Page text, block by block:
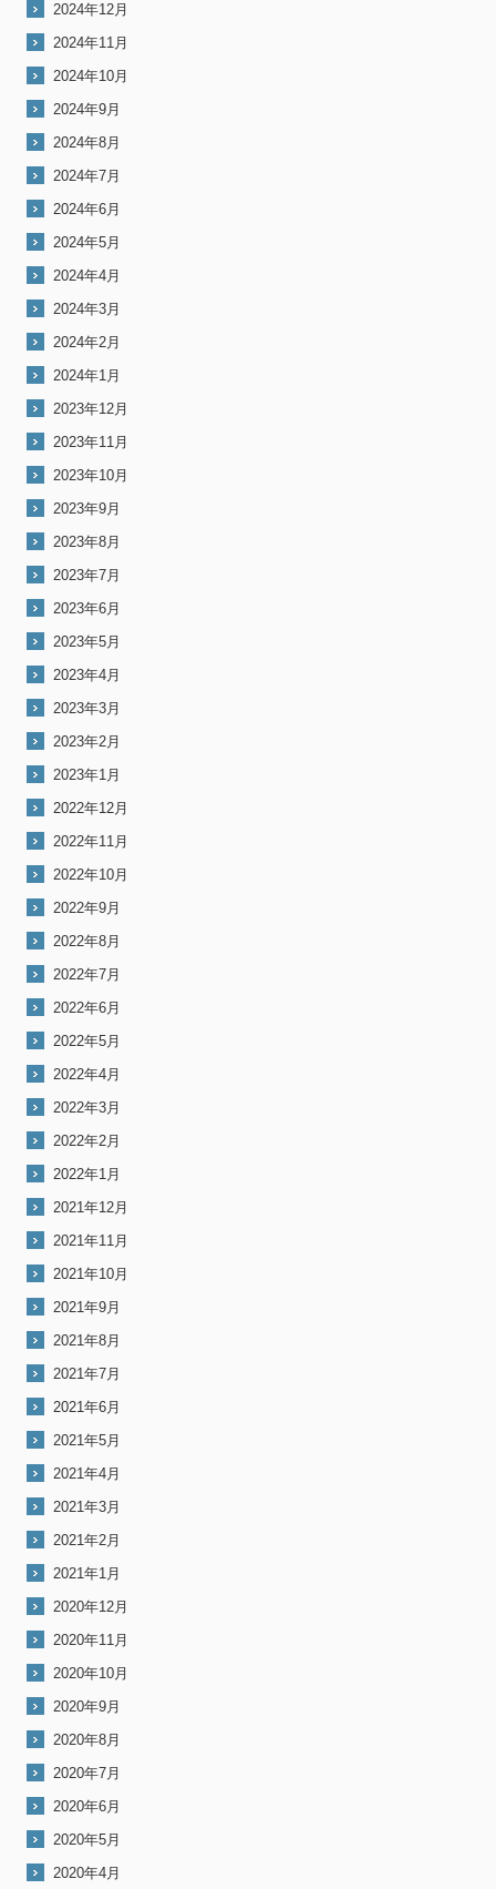
2024年12月
2024年11月
2024年10月
2024年9月
2024年8月
2024年7月
2024年6月
2024年5月
2024年4月
2024年3月
2024年2月
2024年1月
2023年12月
2023年11月
2023年10月
2023年9月
2023年8月
2023年7月
2023年6月
2023年5月
2023年4月
2023年3月
2023年2月
2023年1月
2022年12月
2022年11月
2022年10月
2022年9月
2022年8月
2022年7月
2022年6月
2022年5月
2022年4月
2022年3月
2022年2月
2022年1月
2021年12月
2021年11月
2021年10月
2021年9月
2021年8月
2021年7月
2021年6月
2021年5月
2021年4月
2021年3月
2021年2月
2021年1月
2020年12月
2020年11月
2020年10月
2020年9月
2020年8月
2020年7月
2020年6月
2020年5月
2020年4月